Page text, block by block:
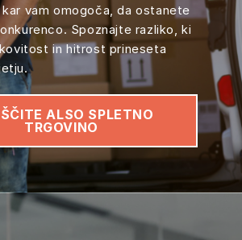
vam omogoča, da ostanete
Spoznajte razliko, ki
in hitrost prineseta
ALSO SPLETNO
TRGOVINO